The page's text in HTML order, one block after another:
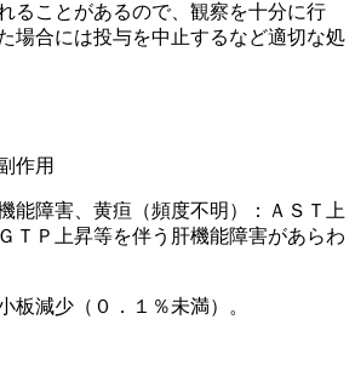
ることがあるので、観察を十分に行
場合には投与を中止するなど適切な処
作用
能障害、黄疸（頻度不明）：ＡＳＴ上
ＴＰ上昇等を伴う肝機能障害があらわ
減少（０．１％未満）。